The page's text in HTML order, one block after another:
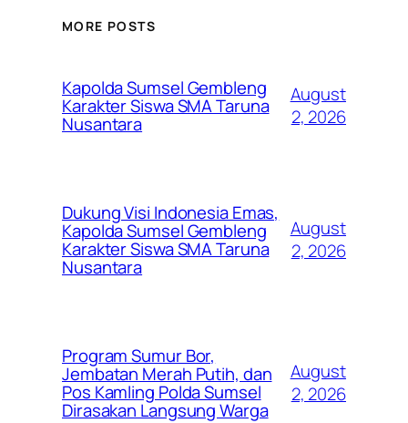
MORE POSTS
Kapolda Sumsel Gembleng
Karakter Siswa SMA Taruna
Nusantara
August
2, 2026
Dukung Visi Indonesia Emas,
Kapolda Sumsel Gembleng
Karakter Siswa SMA Taruna
Nusantara
August
2, 2026
Program Sumur Bor,
Jembatan Merah Putih, dan
Pos Kamling Polda Sumsel
Dirasakan Langsung Warga
August
2, 2026